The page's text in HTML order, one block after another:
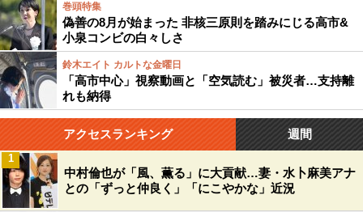
巻頭特集
偽善の8月が始まった 非核三原則を踏みにじる高市&
小泉コンビの白々しさ
鈴木エイト カルトな金曜日
「高市中心」視察動画と「空気読む」被災者…支持離
れも納得
アクセスランキング 週間
中村倫也が「風、薫る」に大貢献…妻・水卜麻美アナ
との「ずっと仲良く」「にこやかな」近況
1